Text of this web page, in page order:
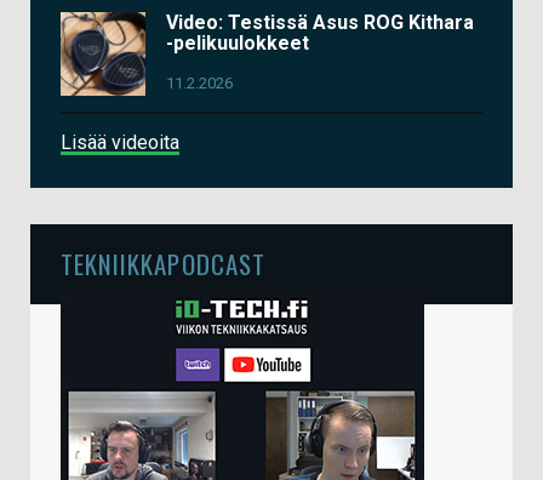
Video: Testissä Asus ROG Kithara
-pelikuulokkeet
11.2.2026
Lisää videoita
TEKNIIKKAPODCAST